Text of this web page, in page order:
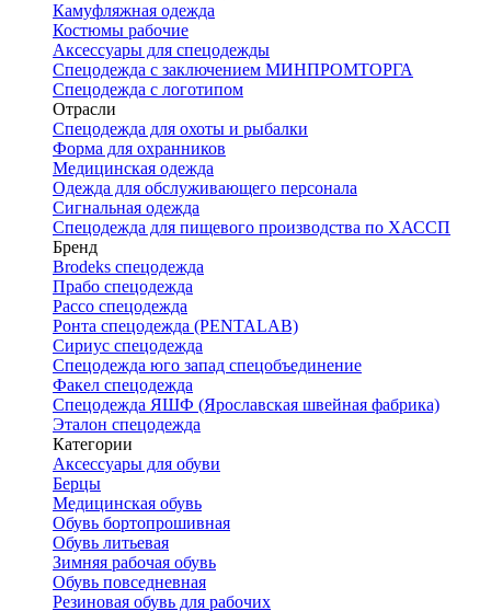
Камуфляжная одежда
Костюмы рабочие
Аксессуары для спецодежды
Спецодежда с заключением МИНПРОМТОРГА
Спецодежда с логотипом
Отрасли
Спецодежда для охоты и рыбалки
Форма для охранников
Медицинская одежда
Одежда для обслуживающего персонала
Сигнальная одежда
Спецодежда для пищевого производства по ХАССП
Бренд
Brodeks спецодежда
Прабо спецодежда
Рассо спецодежда
Ронта спецодежда (PENTALAB)
Сириус спецодежда
Спецодежда юго запад спецобъединение
Факел спецодежда
Спецодежда ЯШФ (Ярославская швейная фабрика)
Эталон спецодежда
Категории
Аксессуары для обуви
Берцы
Медицинская обувь
Обувь бортопрошивная
Обувь литьевая
Зимняя рабочая обувь
Обувь повседневная
Резиновая обувь для рабочих